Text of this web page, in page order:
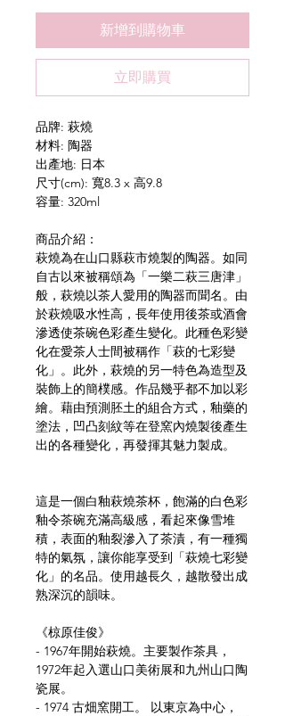
新增到購物車
立即購買
品牌: 萩燒
材料: 陶器
出產地: 日本
尺寸(cm): 寬8.3 x 高9.8
容量: 320ml
商品介紹：
萩燒為在山口縣萩市燒製的陶器。如同
自古以來被稱頌為「一樂二萩三唐津」
般，萩燒以茶人愛用的陶器而聞名。由
於萩燒吸水性高，長年使用後茶或酒會
滲透使茶碗色彩產生變化。此種色彩變
化在愛茶人士間被稱作「萩的七彩變
化」。此外，萩燒的另一特色為造型及
裝飾上的簡樸感。作品幾乎都不加以彩
繪。藉由預測胚土的組合方式，釉藥的
塗法，凹凸刻紋等在登窯內燒製後產生
出的各種變化，再發揮其魅力製成。
這是一個白釉萩燒茶杯，飽滿的白色彩
釉令茶碗充滿高級感，看起來像雪堆
積，表面的釉裂滲入了茶漬，有一種獨
特的氣氛，讓你能享受到「萩燒七彩變
化」的名品。使用越長久，越散發出成
熟深沉的韻味。
《椋原佳俊》
- 1967年開始萩燒。主要製作茶具，
1972年起入選山口美術展和九州山口陶
瓷展。
- 1974 古畑窯開工。 以東京為中心，